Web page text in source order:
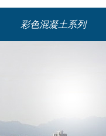
彩色混凝土系列